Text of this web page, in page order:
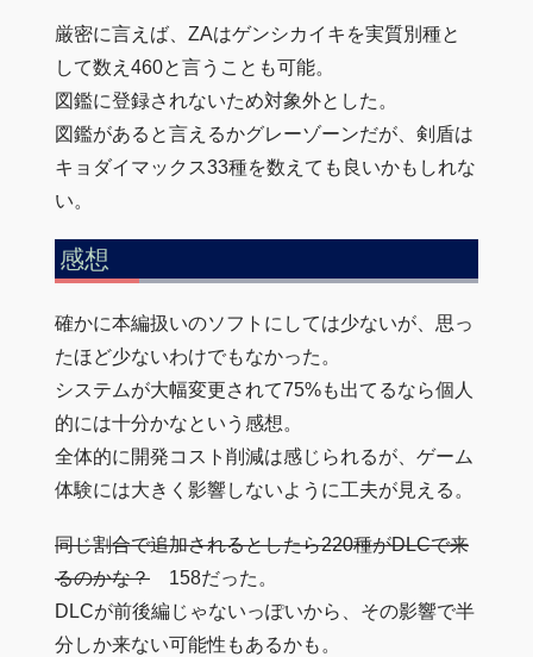
厳密に言えば、ZAはゲンシカイキを実質別種と
して数え460と言うことも可能。
図鑑に登録されないため対象外とした。
図鑑があると言えるかグレーゾーンだが、剣盾は
キョダイマックス33種を数えても良いかもしれな
い。
感想
確かに本編扱いのソフトにしては少ないが、思っ
たほど少ないわけでもなかった。
システムが大幅変更されて75%も出てるなら個人
的には十分かなという感想。
全体的に開発コスト削減は感じられるが、ゲーム
体験には大きく影響しないように工夫が見える。
同じ割合で追加されるとしたら220種がDLCで来
るのかな？ 158だった。
DLCが前後編じゃないっぽいから、その影響で半
分しか来ない可能性もあるかも。